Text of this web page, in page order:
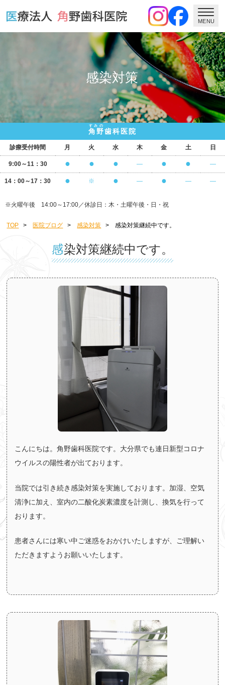
MENU
感染対策
角野
すみの
歯科医院
診療受付時間 月 火 水 木 金 土 日
9:00～11：30 ● ● ● ― ● ● ―
14：00～17：30 ● ※ ● ― ● ― ―
※火曜午後 14:00～17:00／休診日：木・土曜午後・日・祝
TOP > 医院ブログ > 感染対策 > 感染対策継続中です。
感染対策継続中です。
こんにちは。角野歯科医院です。 大分県でも連日新型コロナ
ウイルスの陽性者が出ております。
当院では引き続き感染対策を実施しております。加湿、空気
清浄に加え、室内の二酸化炭素濃度を計測し、換気を行って
おります。
患者さんには寒い中ご迷惑をおかけいたしますが、ご理解い
ただきますようお願いいたします。